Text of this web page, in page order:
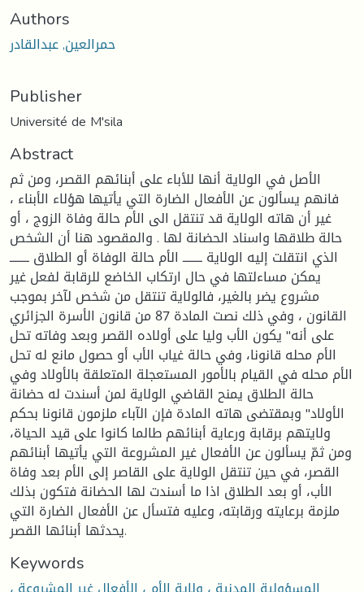
Authors
حمرالعين, عبدالقادر
Publisher
Université de M'sila
Abstract
الأصل في الولاية أنها للأباء على أبنائهم القصر، ومن ثم
فانهم يسألون عن الأفعال الضارة التي يأتيها هؤلاء الأبناء ،
غير أن هاته الولاية قد تنتقل الى الأم حالة وفاة الزوج ، أو
حالة طلاقها واسناد الحضانة لها . والمقصود هنا أن الشخص
الذي انتقلت إليه الولاية ــــــــ الأم حالة الوفاة أو الطلاق ــــــــ
يمكن مساءلتها في حال ارتكاب الخاضع للرقابة لفعل غير
مشروع يضر بالغير، فالولاية تنتقل من شخص لآخر بموجب
القانون ، وفي ذلك نصت المادة 87 من قانون الأسرة الجزائري
على أنه" يكون الأب وليا على أولاده القصر وبعد وفاته تحل
الأم محله قانونا، وفي حالة غياب الأب أو حصول مانع له تحل
الأم محله في القيام بالأمور المستعجلة المتعلقة بالأولاد وفي
حالة الطلاق يمنح القاضي الولاية لمن أسندت له حضانة
الأولاد" وبمقتضى هاته المادة فإن الآباء ملزمون قانونا بحكم
ولايتهم برقابة ورعاية أبنائهم طالما كانوا على قيد الحياة،
ومن ثمّ يسألون عن الأفعال غير المشروعة التي يأتيها أبنائهم
القصر، في حين تنتقل الولاية على القاصر إلى الأم بعد وفاة
الأب، أو بعد الطلاق اذا ما أسندت لها الحضانة فتكون بذلك
ملزمة برعايته ورقابته، وعليه فتسأل عن الأفعال الضارة التي
يحدثها أبنائها القصر.
Keywords